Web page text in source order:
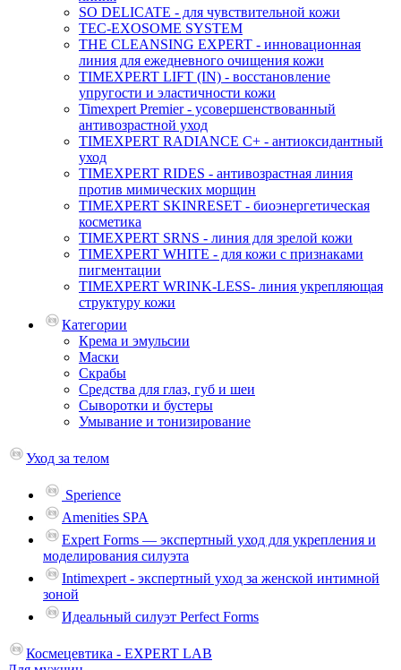
SO DELICATE - для чувствительной кожи
TEC-EXOSOME SYSTEM
THE CLEANSING EXPERT - инновационная
линия для ежедневного очищения кожи
TIMEXPERT LIFT (IN) - восстановление
упругости и эластичности кожи
Timexpert Premier - усовершенствованный
антивозрастной уход
TIMEXPERT RADIANCE С+ - антиоксидантный
уход
TIMEXPERT RIDES - антивозрастная линия
против мимических морщин
TIMEXPERT SKINRESET - биoэнергетическая
косметика
TIMEXPERT SRNS - линия для зрелой кожи
TIMEXPERT WHITE - для кожи с признаками
пигментации
TIMEXPERT WRINK-LESS- линия укрепляющая
структуру кожи
Категории
Крема и эмульсии
Маски
Скрабы
Средства для глаз, губ и шеи
Сыворотки и бустеры
Умывание и тонизирование
Уход за телом
Sperience
Amenities SPA
Expert Forms — экспертный уход для укрепления и
моделирования силуэта
Intimexpert - экспертный уход за женской интимной
зоной
Идеальный силуэт Perfect Forms
Космецевтика - EXPERT LAB